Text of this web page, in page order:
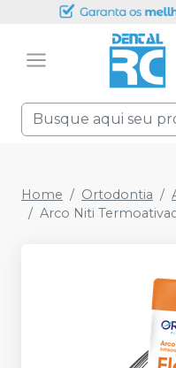
Home Ortodontia
Arco Niti